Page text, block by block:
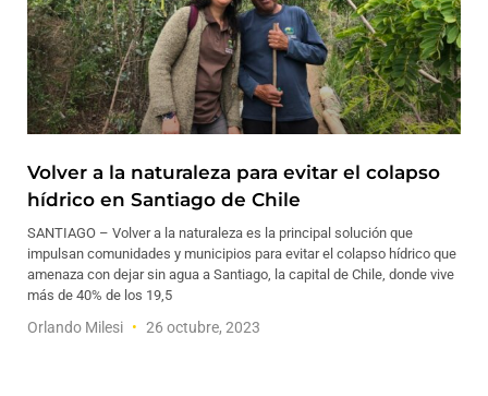
Volver a la naturaleza para evitar el colapso
hídrico en Santiago de Chile
SANTIAGO – Volver a la naturaleza es la principal solución que
impulsan comunidades y municipios para evitar el colapso hídrico que
amenaza con dejar sin agua a Santiago, la capital de Chile, donde vive
más de 40% de los 19,5
Orlando Milesi 26 octubre, 2023